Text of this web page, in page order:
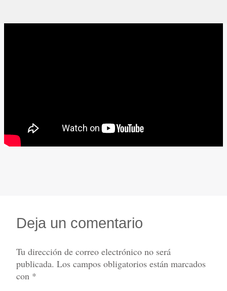
Deja un comentario
Tu dirección de correo electrónico no será
publicada. Los campos obligatorios están marcados
con *